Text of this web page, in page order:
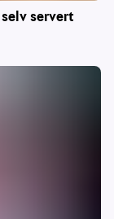
servert